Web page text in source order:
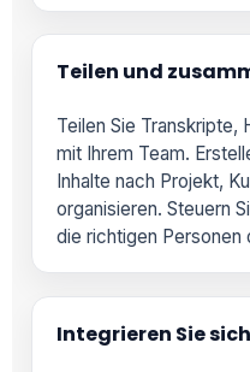
Teilen und
Teilen Sie Transkripte,
mit Ihrem Team.
Inhalte nach Projekt,
organisieren. Steuern
die richtigen Personen
Integrieren Sie